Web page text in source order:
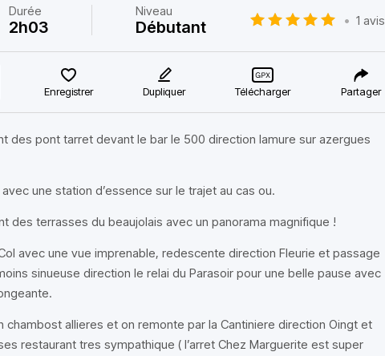
Durée
2h03
Niveau
Débutant • 1 avis
Enregistrer Dupliquer Télécharger Partager
des pont tarret devant le bar le 500 direction lamure sur azergues
une station d’essence sur le trajet au cas ou.
des terrasses du beaujolais avec un panorama magnifique !
avec une vue imprenable, redescente direction Fleurie et passage
sinueuse direction le relai du Parasoir pour une belle pause avec
chambost allieres et on remonte par la Cantiniere direction Oingt et
restaurant tres sympathique ( l’arret Chez Marguerite est super